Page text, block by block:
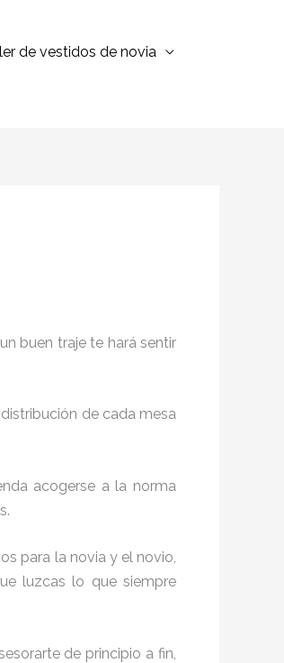
de vestidos de novia
buen traje te hará sentir
de cada mesa
acogerse a la norma
para la novia y el novio,
luzcas lo que siempre
de principio a fin,